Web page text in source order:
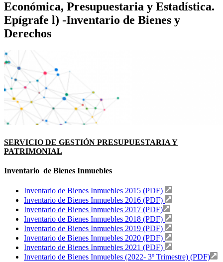
Económica, Presupuestaria y Estadística.
Epígrafe l) -Inventario de Bienes y
Derechos
SERVICIO DE GESTIÓN PRESUPUESTARIA Y
PATRIMONIAL
Inventario de Bienes Inmuebles
Inventario de Bienes Inmuebles 2015 (PDF)
Inventario de Bienes Inmuebles 2016 (PDF)
Inventario de Bienes Inmuebles 2017 (PDF)
Inventario de Bienes Inmuebles 2018 (PDF)
Inventario de Bienes Inmuebles 2019 (PDF)
Inventario de Bienes Inmuebles 2020 (PDF)
Inventario de Bienes Inmuebles 2021 (PDF)
Inventario de Bienes Inmuebles (2022- 3º Trimestre) (PDF)